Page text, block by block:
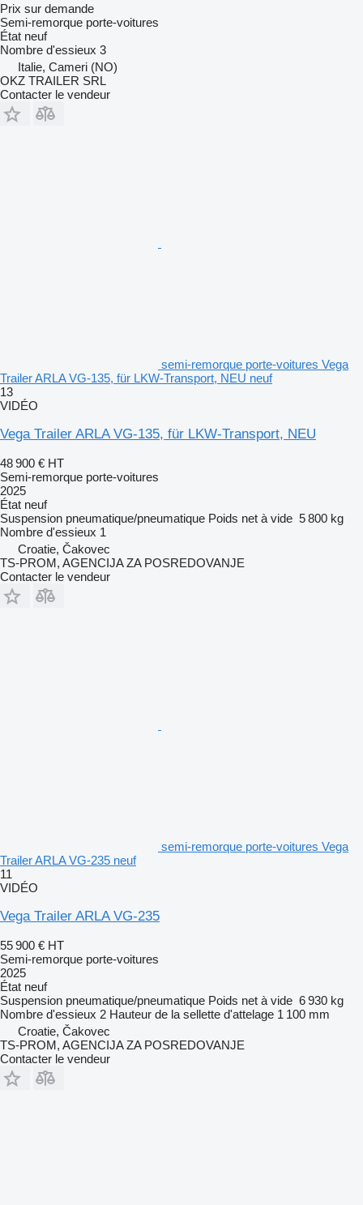
Prix sur demande
Semi-remorque porte-voitures
État neuf
Nombre d'essieux 3
Italie, Cameri (NO)
OKZ TRAILER SRL
Contacter le vendeur
semi-remorque porte-voitures Vega
Trailer ARLA VG-135, für LKW-Transport, NEU neuf
13
VIDÉO
Vega Trailer ARLA VG-135, für LKW-Transport, NEU
48 900 € HT
Semi-remorque porte-voitures
2025
État neuf
Suspension pneumatique/pneumatique Poids net à vide 5 800 kg
Nombre d'essieux 1
Croatie, Čakovec
TS-PROM, AGENCIJA ZA POSREDOVANJE
Contacter le vendeur
semi-remorque porte-voitures Vega
Trailer ARLA VG-235 neuf
11
VIDÉO
Vega Trailer ARLA VG-235
55 900 € HT
Semi-remorque porte-voitures
2025
État neuf
Suspension pneumatique/pneumatique Poids net à vide 6 930 kg
Nombre d'essieux 2 Hauteur de la sellette d'attelage 1 100 mm
Croatie, Čakovec
TS-PROM, AGENCIJA ZA POSREDOVANJE
Contacter le vendeur